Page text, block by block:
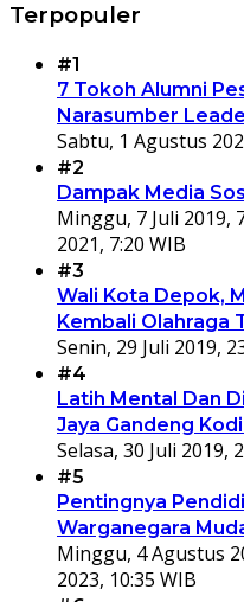
Terpopuler
#1
7 Tokoh Alumni
Narasumber
Sabtu, 1 Agustus
#2
Dampak Media
Minggu, 7 Juli 2019,
2021, 7:20 WIB
#3
Wali Kota Depok,
Kembali Olahraga
Senin, 29 Juli 2019,
#4
Latih Mental Dan
Jaya Gandeng
Selasa, 30 Juli 2019,
#5
Pentingnya
Warganegara
Minggu, 4 Agustus
2023, 10:35 WIB